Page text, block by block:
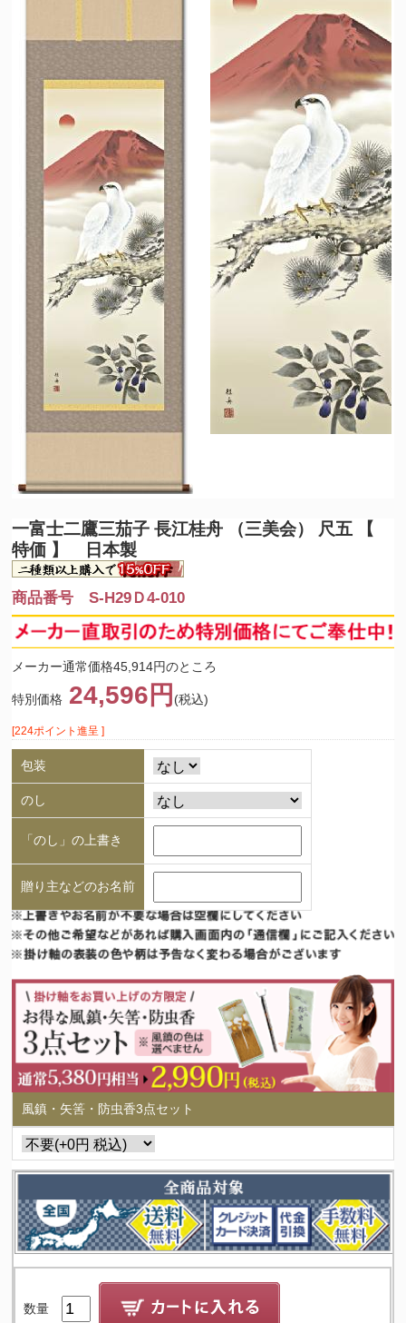
一富士二鷹三茄子 長江桂舟 （三美会） 尺五 【
特価 】 日本製
商品番号 S-H29Ｄ4-010
メーカー通常価格45,914円のところ
特別価格 24,596円 (税込)
[224ポイント進呈 ]
包装
のし
「のし」の上書き
贈り主などのお名前
風鎮・矢筈・防虫香3点セット
数量